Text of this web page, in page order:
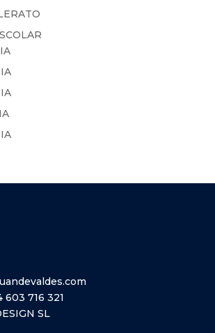
603 716 321
SL